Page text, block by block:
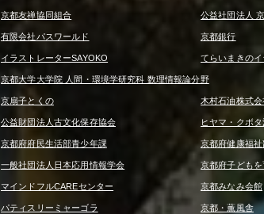
京都友禅協同組合 公益社団法人
有限会社パスワールド 京都銀行
イラストレーターSAYOKO てらいまきの
京都大学大学院 人間・環境学研究科 数理情報論分野
京扇子とくの 木村石油株式会
公益財団法人古文化保存協会 ヒヤマ・クボ
京都府府民生活部青少年課 京都府健康福
一般社団法人日本応用情報学会 京都府子ども
マインドフルCAREセンター 京都みなみ会館
パティスリーミャーゴラ 京都・薫風舎